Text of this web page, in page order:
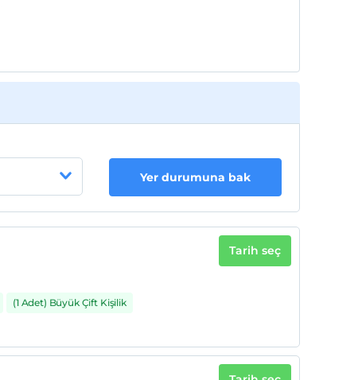
Yer durumuna bak
(1 Adet) Büyük Çift Kişilik
Tarih seç